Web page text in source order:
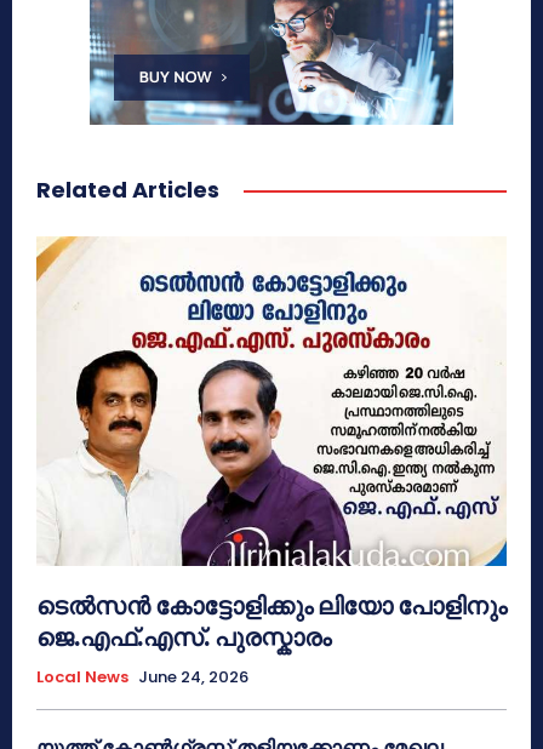
Related Articles
ടെൽസൻ കോട്ടോളിക്കും ലിയോ പോളിനും
ജെ.എഫ്.എസ്. പുരസ്കാരം
Local News June 24, 2026